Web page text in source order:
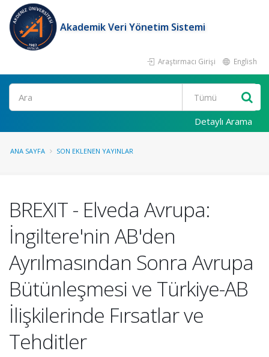
Akademik Veri Yönetim Sistemi
Araştırmacı Girişi English
Ara
Detaylı Arama
ANA SAYFA SON EKLENEN YAYINLAR
BREXIT - Elveda Avrupa:
İngiltere'nin AB'den
Ayrılmasından Sonra Avrupa
Bütünleşmesi ve Türkiye-AB
İlişkilerinde Fırsatlar ve
Tehditler